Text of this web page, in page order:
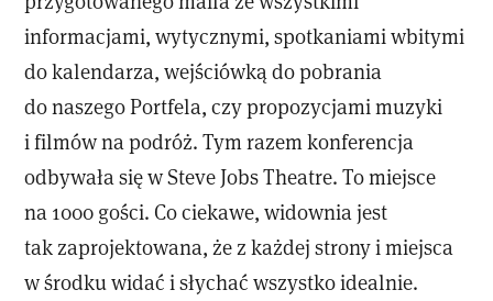
informacjami, wytycznymi, spotkaniami wbitymi
do kalendarza, wejściówką do pobrania
do naszego Portfela, czy propozycjami muzyki
i filmów na podróż. Tym razem konferencja
odbywała się w Steve Jobs Theatre. To miejsce
na 1000 gości. Co ciekawe, widownia jest
tak zaprojektowana, że z każdej strony i miejsca
w środku widać i słychać wszystko idealnie.